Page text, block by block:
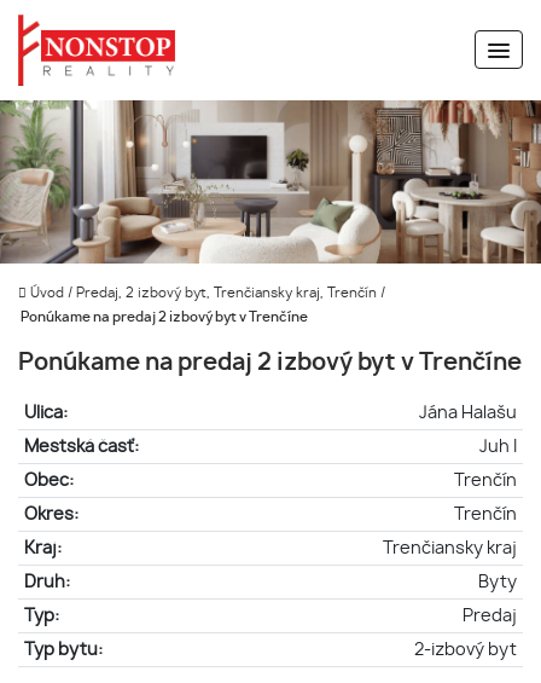
Úvod / Predaj, 2 izbový byt, Trenčiansky kraj, Trenčín /
Ponúkame na predaj 2 izbový byt v Trenčíne
Ponúkame na predaj 2 izbový byt v Trenčíne
Ulica:
Jána Halašu
Mestská časť:
Juh I
Obec:
Trenčín
Okres:
Trenčín
Kraj:
Trenčiansky kraj
Druh:
Byty
Typ:
Predaj
Typ bytu:
2-izbový byt